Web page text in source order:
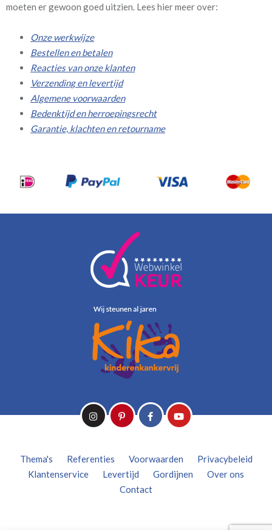
moeten er gewoon goed uitzien. Lees hier meer over:
Onze werkwijze
Bestellen en betalen
Reacties van onze klanten
Verzending en levertijd
Algemene voorwaarden
Bedenktijd en herroepingsrecht
Garantie, klachten en retourname
Thema's Referenties Voorwaarden
Privacybeleid
Klantenservice
Levertijd Gordijnen
Over ons
Contact